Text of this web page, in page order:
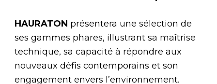
HAURATON présentera une sélection de
ses gammes phares, illustrant sa maîtrise
technique, sa capacité à répondre aux
nouveaux défis contemporains et son
engagement envers l’environnement.